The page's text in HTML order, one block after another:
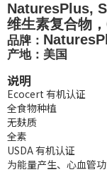
NaturesPlus,
维生素复合物
品牌：
产地：美国
说明
Ecocert 有机认证
全食物种植
无麸质
全素
USDA 有机认证
为能量产生、心血管